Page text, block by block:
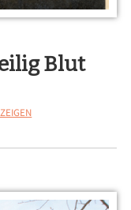
Blut